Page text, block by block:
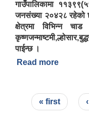
गाउँपालिकामा
जनसंख्या २०४२८ रहेको
क्षेत्रमा विभिन्न
पाईन्छ ।
Read more
Pages
« first